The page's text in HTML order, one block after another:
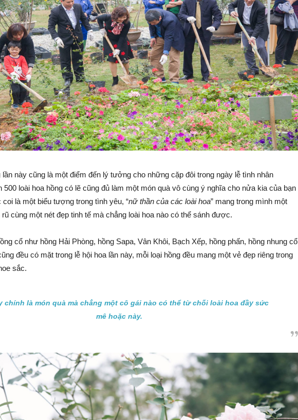
lần này cũng là một điểm đến lý tưởng cho những cặp đôi trong ngày lễ tình nhân
500 loài hoa hồng có lẽ cũng đủ làm một món quà vô cùng ý nghĩa cho nửa kia của bạn
là một biểu tượng trong tình yêu, “nữ thần của các loài hoa” mang trong mình một
cùng một nét đẹp tinh tế mà chẳng loài hoa nào có thể sánh được.
cổ như hồng Hải Phòng, hồng Sapa, Vân Khôi, Bạch Xếp, hồng phấn, hồng nhung cổ
đều có mặt trong lễ hội hoa lần này, mỗi loại hồng đều mang một vẻ đẹp riêng trong
sắc.
chính là món quà mà chẳng một cô gái nào có thể từ chối loài hoa đầy sức
mê hoặc này.